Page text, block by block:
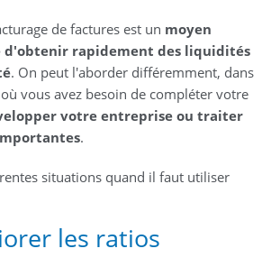
de factures est un moyen
d'obtenir rapidement des liquidités
. On peut l'aborder différemment, dans
vous avez besoin de compléter votre
votre entreprise ou traiter
.
situations quand il faut utiliser
les ratios